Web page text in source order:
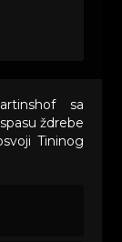
sa
ždrebe
Tininog